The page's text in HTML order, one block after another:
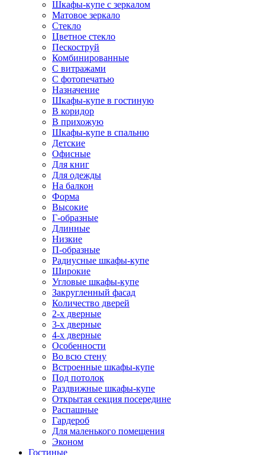
Шкафы-купе с зеркалом
Матовое зеркало
Стекло
Цветное стекло
Пескоструй
Комбинированные
С витражами
С фотопечатью
Назначение
Шкафы-купе в гостиную
В коридор
В прихожую
Шкафы-купе в спальню
Детские
Офисные
Для книг
Для одежды
На балкон
Форма
Высокие
Г-образные
Длинные
Низкие
П-образные
Радиусные шкафы-купе
Широкие
Угловые шкафы-купе
Закругленный фасад
Количество дверей
2-х дверные
3-х дверные
4-х дверные
Особенности
Во всю стену
Встроенные шкафы-купе
Под потолок
Раздвижные шкафы-купе
Открытая секция посередине
Распашные
Гардероб
Для маленького помещения
Эконом
Гостиные